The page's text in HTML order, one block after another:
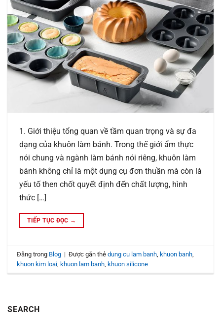
1. Giới thiệu tổng quan về tầm quan trọng và sự đa
dạng của khuôn làm bánh. Trong thế giới ẩm thực
nói chung và ngành làm bánh nói riêng, khuôn làm
bánh không chỉ là một dụng cụ đơn thuần mà còn là
yếu tố then chốt quyết định đến chất lượng, hình
thức […]
TIẾP TỤC ĐỌC →
Đăng trong Blog | Được gắn thẻdung cu lam banh khuon banh
khuon kim loai khuon lam banh khuon silicone
SEARCH